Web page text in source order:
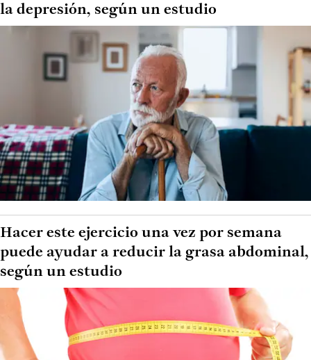
la depresión, según un estudio
Hacer este ejercicio una vez por semana
puede ayudar a reducir la grasa abdominal,
según un estudio